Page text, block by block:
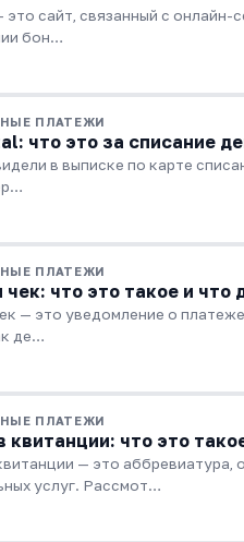
это сайт, связанный с
бон…
ПЛАТЕЖИ
что это за списание
в выписке по карте
ПЛАТЕЖИ
чек: что это такое и что
— это уведомление о
де…
ПЛАТЕЖИ
квитанции: что это
— это
услуг. Рассмот…